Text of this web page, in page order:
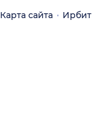
Карта сайта Ирбит